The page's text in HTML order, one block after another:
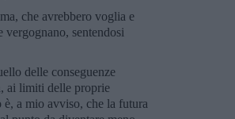
che avrebbero voglia e
vergognano, sentendosi
delle conseguenze
ai limiti delle proprie
a mio avviso, che la futura